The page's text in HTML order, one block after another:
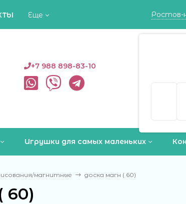
Ростов-
Еще
+7 988 898-83-10
Игрушки для самых маленьких
магнитные доска магн ( 60)
60)